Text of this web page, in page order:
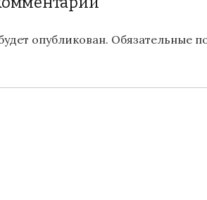
опубликован. Обязательные